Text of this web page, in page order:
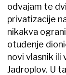
odvajam te
privatizacije
nikakva
otuđenje
novi vlasnik ili
Jadroplov. U